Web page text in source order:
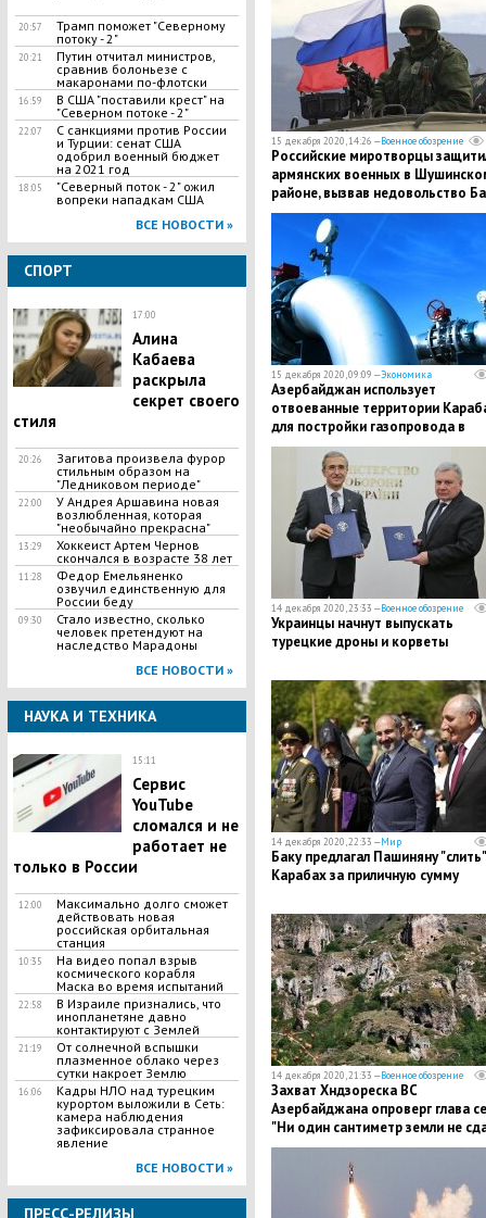
20:57
Трамп поможет "Северному
потоку - 2"
20:21
Путин отчитал министров,
сравнив болоньезе с
макаронами по-флотски
16:59
В США "поставили крест" на
"Северном потоке - 2"
22:07
С санкциями против России
и Турции: сенат США
одобрил военный бюджет
на 2021 год
18:05
"Северный поток - 2" ожил
вопреки нападкам США
ВСЕ НОВОСТИ »
СПОРТ
17:00
Алина
Кабаева
раскрыла
секрет своего
стиля
20:26
Загитова произвела фурор
стильным образом на
"Ледниковом периоде"
22:00
У Андрея Аршавина новая
возлюбленная, которая
"необычайно прекрасна"
13:29
​Хоккеист Артем Чернов
скончался в возрасте 38 лет
11:28
​Федор Емельяненко
озвучил единственную для
России беду
09:30
​Стало известно, сколько
человек претендуют на
наследство Марадоны
ВСЕ НОВОСТИ »
НАУКА И ТЕХНИКА
15:11
​Сервис
YouTube
сломался и не
работает не
только в России
12:00
Максимально долго сможет
действовать новая
российская орбитальная
станция
10:35
На видео попал взрыв
космического корабля
Маска во время испытаний
22:58
В Израиле признались, что
инопланетяне давно
контактируют с Землей
21:19
От солнечной вспышки
плазменное облако через
сутки накроет Землю
16:06
Кадры НЛО над турецким
курортом выложили в Сеть:
камера наблюдения
зафиксировала странное
явление
ВСЕ НОВОСТИ »
ПРЕСС-РЕЛИЗЫ
15 декабря 2020, 14:26 —Военное обозрение
Российские миротворцы
армянских военных в
районе, вызвав недовольство
15 декабря 2020, 09:09 —Экономика
Азербайджан использует
отвоеванные территории
для постройки газопровода в
Турцию
14 декабря 2020, 23:33 —Военное обозрение
Украинцы начнут выпускать
турецкие дроны и корветы
14 декабря 2020, 22:33 —Мир
Баку предлагал Пашиняну "слить"
Карабах за приличную сумму
14 декабря 2020, 21:33 —Военное обозрение
Захват Хндзореска ВС
Азербайджана опроверг глава
"Ни один сантиметр земли не